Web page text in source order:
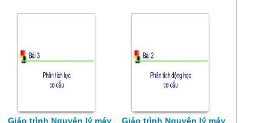
Giáo trình Nguyên lý máy Giáo trình Nguyên lý máy